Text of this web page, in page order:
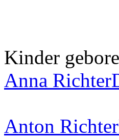
Kinder
Anna Richter
Anton Richter